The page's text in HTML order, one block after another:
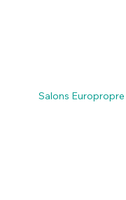
Salons Europropre